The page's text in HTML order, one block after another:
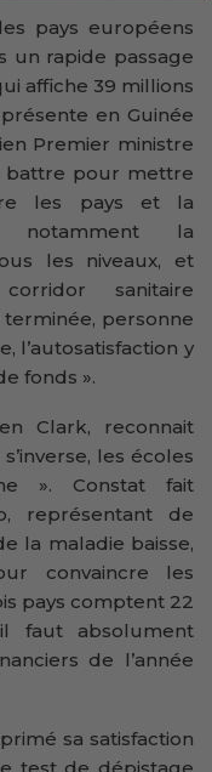
pays européens
un rapide passage
affiche 39 millions
en Guinée
Premier ministre
battre pour mettre
les pays et la
notamment la
les niveaux, et
sanitaire
terminée, personne
l’autosatisfaction y
fonds ».
Clark, reconnait
les écoles
». Constat fait
représentant de
la maladie baisse,
convaincre les
pays comptent 22
faut absolument
de l’année
sa satisfaction